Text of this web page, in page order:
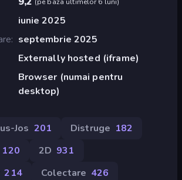
iunie 2025
septembrie 2025
Externally hosted (iframe)
Browser (numai pentru
desktop)
Jos 201 Distruge 182
120 2D 931
214 Colectare 426